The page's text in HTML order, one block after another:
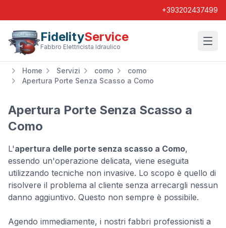
+393202437499
FidelityService
Fabbro Elettricista Idraulico
Home Servizi como
como
Apertura Porte Senza Scasso a Como
Apertura Porte Senza Scasso a
Como
L'apertura delle porte senza scasso a Como,
essendo un'operazione delicata, viene eseguita
utilizzando tecniche non invasive. Lo scopo è quello di
risolvere il problema al cliente senza arrecargli nessun
danno aggiuntivo. Questo non sempre è possibile.
Agendo immediamente, i nostri fabbri professionisti a